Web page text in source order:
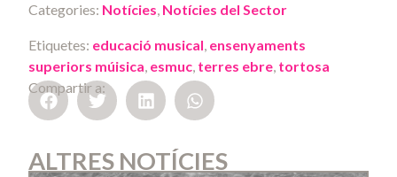
Categories: Notícies, Notícies del Sector
Etiquetes: educació musical, ensenyaments
superiors múisica, esmuc, terres ebre, tortosa
Compartir a:
ALTRES NOTÍCIES